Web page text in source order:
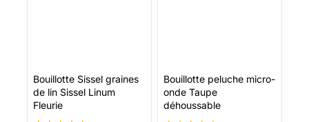
Bouillotte Sissel graines
de lin Sissel Linum
Fleurie
Bouillotte peluche micro-
onde Taupe
déhoussable